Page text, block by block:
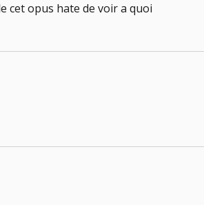
cet opus hate de voir a quoi